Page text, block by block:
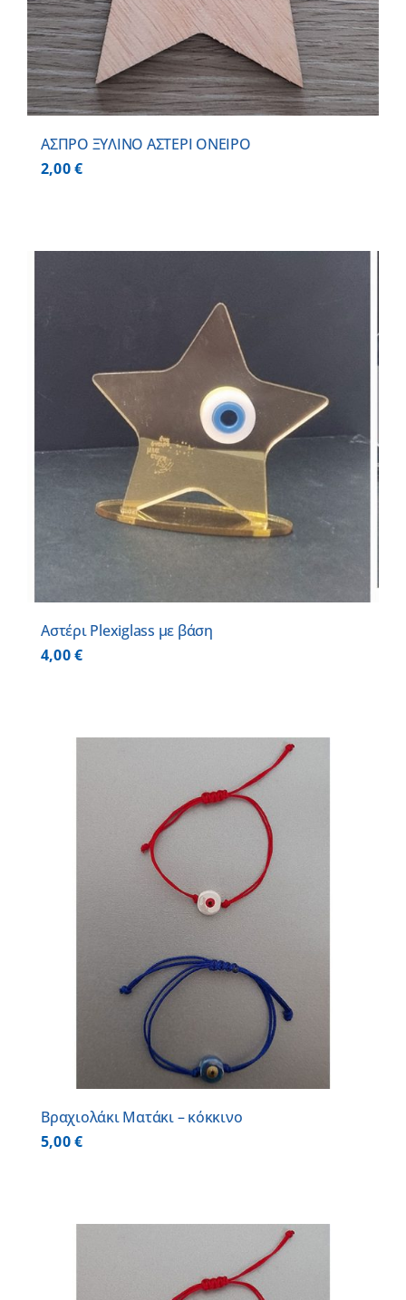
ΑΣΠΡΟ ΞΥΛΙΝΟ ΑΣΤΕΡΙ ΟΝΕΙΡΟ
2,00€
Αστέρι Plexiglass με βάση
4,00€
Βραχιολάκι Ματάκι – κόκκινο
5,00€